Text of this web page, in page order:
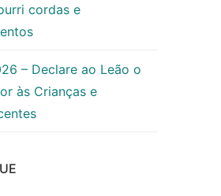
cordas e
– Declare ao Leão o
às Crianças e